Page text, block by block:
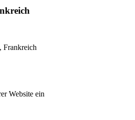
Frankreich
Website ein